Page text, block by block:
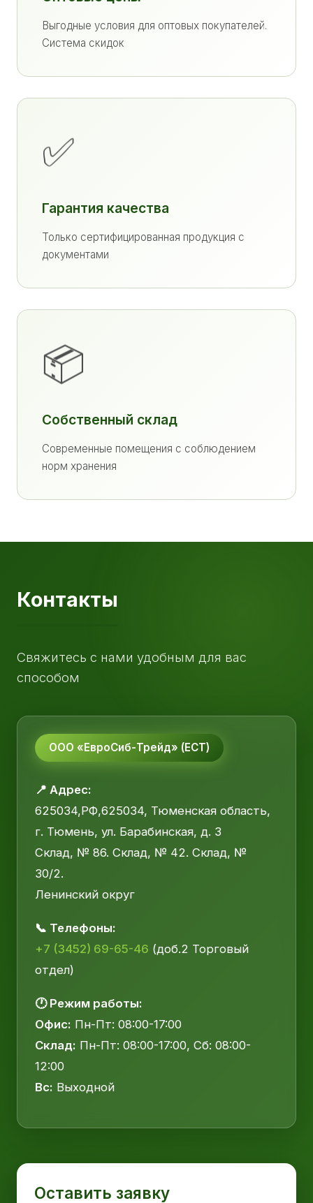
Выгодные условия для оптовых покупателей.
Система скидок
✅
Гарантия качества
Только сертифицированная продукция с
документами
📦
Собственный склад
Современные помещения с соблюдением
норм хранения
Контакты
Свяжитесь с нами удобным для вас
способом
ООО «ЕвроСиб-Трейд» (ЕСТ)
📍 Адрес:
625034,РФ,625034, Тюменская область,
г. Тюмень, ул. Барабинская, д. 3
Склад, № 86. Склад, № 42. Склад, №
30/2.
Ленинский округ
📞 Телефоны:
+7 (3452) 69-65-46 (доб.2 Торговый
отдел)
🕐 Режим работы:
Офис: Пн-Пт: 08:00-17:00
Склад: Пн-Пт: 08:00-17:00, Сб: 08:00-
12:00
Вс: Выходной
Оставить заявку